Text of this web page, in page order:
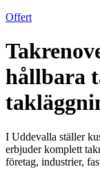
Offert
hållbara
I Uddevalla ställer
erbjuder komplett
företag, industrier,